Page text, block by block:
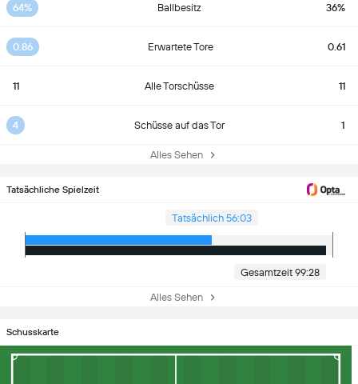
64% Ballbesitz 36%
0.86 Erwartete Tore 0.61
11 Alle Torschüsse 11
4 Schüsse auf das Tor 1
Alles Sehen
Tatsächliche Spielzeit
Tatsächlich 56:03
Gesamtzeit 99:28
Alles Sehen
Schusskarte